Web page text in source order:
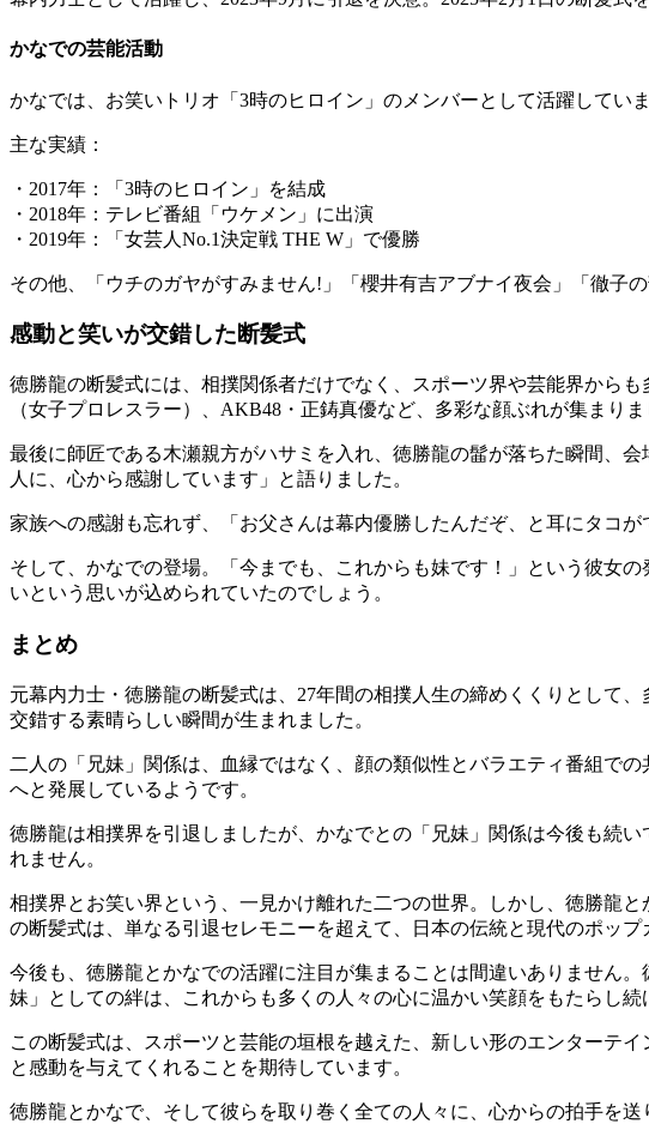
かなでの芸能活動
かなでは、お笑いトリオ「3時のヒロイン」のメンバーとして活躍してい
主な実績：
・2017年：「3時のヒロイン」を結成
・2018年：テレビ番組「ウケメン」に出演
・2019年：「女芸人No.1決定戦 THE W」で優勝
その他、「ウチのガヤがすみません!」「櫻井有吉アブナイ夜会」「徹子
感動と笑いが交錯した断髪式
徳勝龍の断髪式には、相撲関係者だけでなく、スポーツ界や芸能界から
（女子プロレスラー）、AKB48・正鋳真優など、多彩な顔ぶれが集まりま
最後に師匠である木瀬親方がハサミを入れ、徳勝龍の髷が落ちた瞬間、
人に、心から感謝しています」と語りました。
家族への感謝も忘れず、「お父さんは幕内優勝したんだぞ、と耳にタコ
そして、かなでの登場。「今までも、これからも妹です！」という彼女
いという思いが込められていたのでしょう。
まとめ
元幕内力士・徳勝龍の断髪式は、27年間の相撲人生の締めくくりとして
交錯する素晴らしい瞬間が生まれました。
二人の「兄妹」関係は、血縁ではなく、顔の類似性とバラエティ番組で
へと発展しているようです。
徳勝龍は相撲界を引退しましたが、かなでとの「兄妹」関係は今後も続
れません。
相撲界とお笑い界という、一見かけ離れた二つの世界。しかし、徳勝龍
の断髪式は、単なる引退セレモニーを超えて、日本の伝統と現代のポッ
今後も、徳勝龍とかなでの活躍に注目が集まることは間違いありません
妹」としての絆は、これからも多くの人々の心に温かい笑顔をもたらし続
この断髪式は、スポーツと芸能の垣根を越えた、新しい形のエンターテ
と感動を与えてくれることを期待しています。
徳勝龍とかなで、そして彼らを取り巻く全ての人々に、心からの拍手を